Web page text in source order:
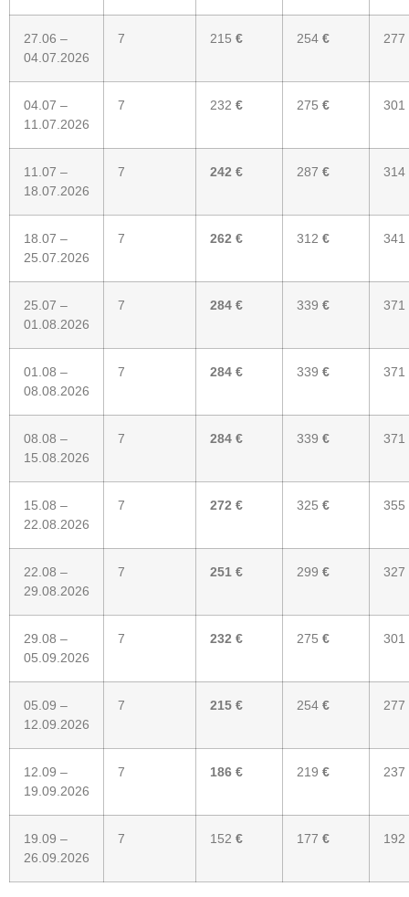
27.06 –
04.07.2026
7 215 € 254 € 277
04.07 –
11.07.2026
7 232 € 275 € 301
11.07 –
18.07.2026
7 242 € 287 € 314
18.07 –
25.07.2026
7 262 € 312 € 341
25.07 –
01.08.2026
7 284 € 339 € 371
01.08 –
08.08.2026
7 284 € 339 € 371
08.08 –
15.08.2026
7 284 € 339 € 371
15.08 –
22.08.2026
7 272 € 325 € 355
22.08 –
29.08.2026
7 251 € 299 € 327
29.08 –
05.09.2026
7 232 € 275 € 301
05.09 –
12.09.2026
7 215 € 254 € 277
12.09 –
19.09.2026
7 186 € 219 € 237
19.09 –
26.09.2026
7 152 € 177 € 192